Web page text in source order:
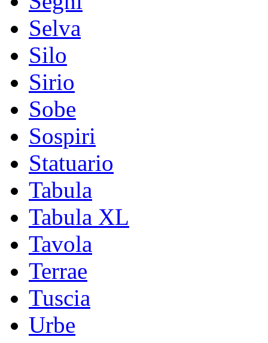
Selva
Silo
Sirio
Sobe
Sospiri
Statuario
Tabula
Tabula XL
Tavola
Terrae
Tuscia
Urbe